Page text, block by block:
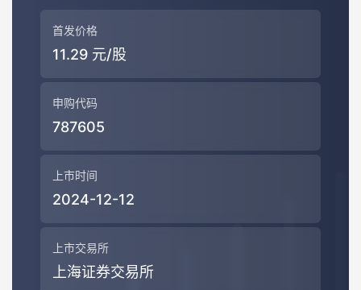
首发价格
11.29 元/股
申购代码
787605
上市时间
2024-12-12
上市交易所
上海证券交易所